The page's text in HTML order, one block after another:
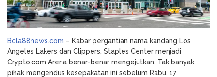
Bola88news.com – Kabar pergantian nama kandang Los
Angeles Lakers dan Clippers, Staples Center menjadi
Crypto.com Arena benar-benar mengejutkan. Tak banyak
pihak mengendus kesepakatan ini sebelum Rabu, 17